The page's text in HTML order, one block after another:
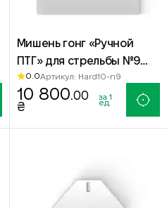
Мишень гонг «Ручной
ПТГ» для стрельбы №9
850x850мм — сталь
Hardox 500
0.0Артикул: Hard10-n9
10 800 .00
₴
за 1
ед.